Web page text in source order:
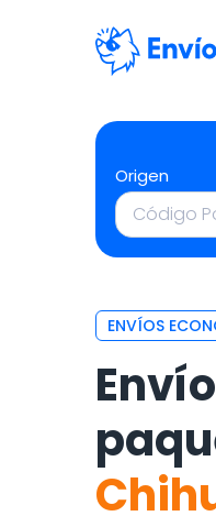
Origen
ENVÍOS